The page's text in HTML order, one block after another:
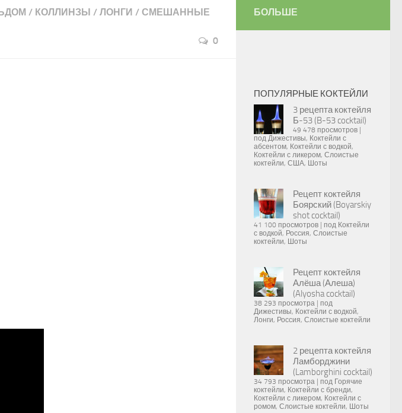
/ КОЛЛИНЗЫ / ЛОНГИ / СМЕШАННЫЕ
0
БОЛЬШЕ
ПОПУЛЯРНЫЕ КОКТЕЙЛИ
3 рецепта коктейля
Б-53 (B-53 cocktail)
49 478 просмотров
под Дижестивы, Коктейли с
абсентом, Коктейли с водкой,
Коктейли с ликером, Слоистые
коктейли, США, Шоты
Рецепт коктейля
Боярский (Boyarskiy
shot cocktail)
41 100 просмотров под Коктейли
с водкой, Россия, Слоистые
коктейли, Шоты
Рецепт коктейля
Алёша (Алеша)
(Alyosha cocktail)
38 293 просмотра
под
Дижестивы, Коктейли с водкой,
Лонги, Россия, Слоистые коктейли
2 рецепта коктейля
Ламборджини
(Lamborghini cocktail)
34 793 просмотра под Горячие
коктейли, Коктейли с бренди,
Коктейли с ликером, Коктейли с
ромом, Слоистые коктейли, Шоты